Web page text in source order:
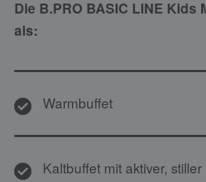
Die B.PRO BASIC LINE Kids
als:
Warmbuffet
Kaltbuffet mit aktiver,